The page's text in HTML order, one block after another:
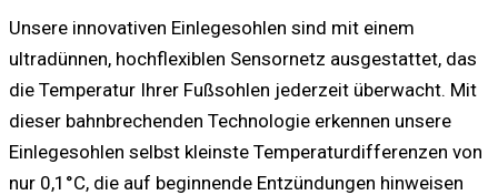
Unsere innovativen Einlegesohlen sind mit einem
ultradünnen, hochflexiblen Sensornetz ausgestattet, das
die Temperatur Ihrer Fußsohlen jederzeit überwacht. Mit
dieser bahnbrechenden Technologie erkennen unsere
Einlegesohlen selbst kleinste Temperaturdifferenzen von
nur 0,1°C, die auf beginnende Entzündungen hinweisen